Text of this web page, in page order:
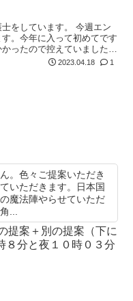
をしています。 今週エン
。今年に入って初めてです
ったので控えていました。
す。もし現在裁判をしてい
2023.04.18 1
。色々ご提案いただき
いただきます。日本国
魔法陣やらせていただ
...
提案＋別の提案（下に
分と夜１０時０３分